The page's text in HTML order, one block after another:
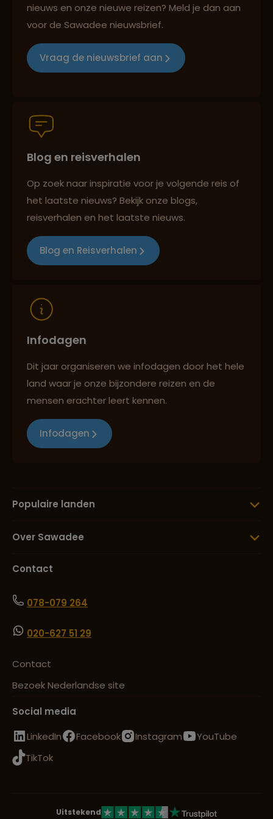
Groepsreizen mét indivuele vrijheid
Best beoordeelde reisroutes
Reizen met oog voor mens, cultuur en milieu
nieuws en onze nieuwe reizen? Meld je dan aan
voor de Sawadee nieuwsbrief.
Vraag de nieuwsbrief aan
Blog en reisverhalen
Op zoek naar inspiratie voor je volgende reis of
het laatste nieuws? Bekijk onze blogs,
reisverhalen en het laatste nieuws.
Blog en Reisverhalen
Infodagen
Dit jaar organiseren we infodagen door het hele
land waar je onze bijzondere reizen en de
mensen erachter leert kennen.
Infodagen
Populaire landen
Over Sawadee
Contact
078-079 264
020-627 51 29
Contact
Bezoek Nederlandse site
Social media
LinkedIn
Facebook Instagram
YouTube
TikTok
Uitstekend